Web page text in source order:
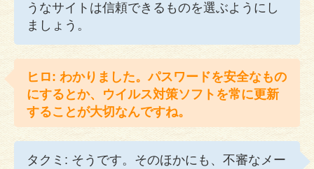
うなサイトは信頼できるものを選ぶようにし
ましょう。
ヒロ: わかりました。パスワードを安全なもの
にするとか、ウイルス対策ソフトを常に更新
することが大切なんですね。
タクミ: そうです。そのほかにも、不審なメー